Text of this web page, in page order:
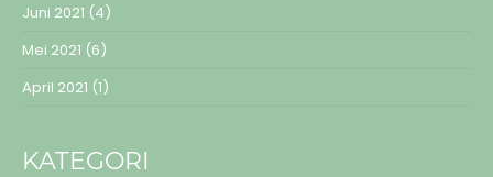
Juni 2021 (4)
Mei 2021 (6)
April 2021 (1)
KATEGORI